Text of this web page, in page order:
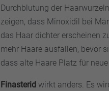
Durchblutung der
zeigen, dass Minoxidil bei
das Haar dichter erscheinen
mehr Haare ausfallen, bevor
dass alte Haare Platz für neue
Finasterid wirkt anders. Es